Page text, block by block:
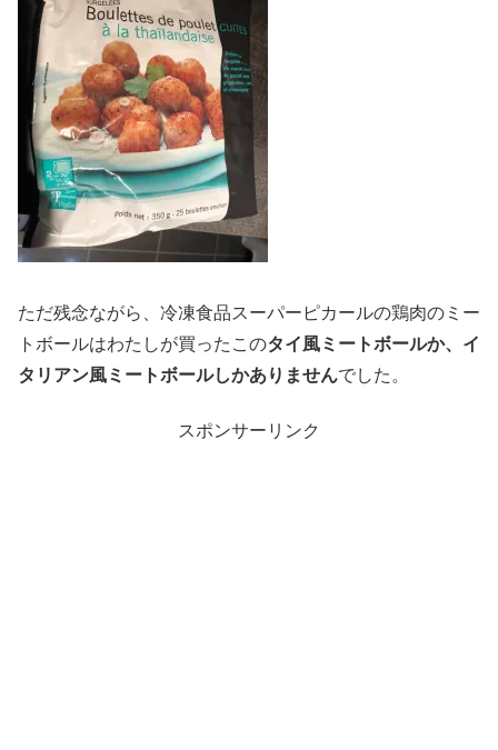
ただ残念ながら、冷凍食品スーパーピカールの鶏肉のミー
トボールはわたしが買ったこのタイ風ミートボールか、イ
タリアン風ミートボールしかありませんでした。
スポンサーリンク